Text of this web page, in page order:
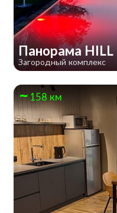
Панорама HILL
Загородный комплекс
158 км